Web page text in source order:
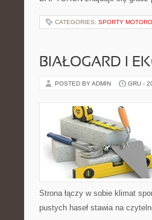
CATEGORIES: SPORTY
BIAŁOGARD I
POSTED BY ADMIN GRU -
Strona łączy w sobie klimat
pustych haseł stawia na